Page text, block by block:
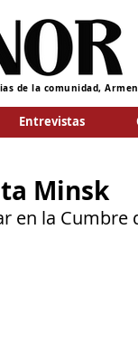
de la comunidad,
Entrevistas
Minsk
en la Cumbre